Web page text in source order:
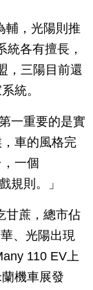
輔，光陽則推
統各有擅長，
，三陽目前還
統。
一重要的是實
車的風格完
一個
規則。」
甘蔗，總市佔
、光陽出現
110 EV上
機車展發